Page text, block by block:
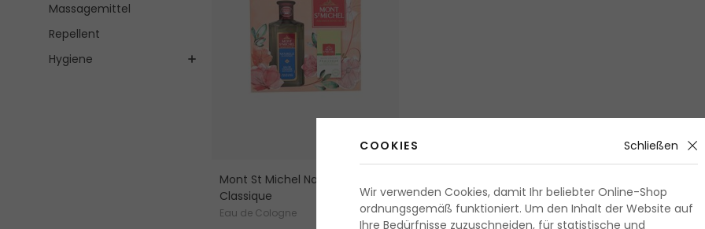
Massagemittel
Repellent
Hygiene
Mont St Michel Naturelle
Classique
Eau de Cologne
COOKIES Schließen
Wir verwenden Cookies, damit Ihr beliebter Online-Shop
ordnungsgemäß funktioniert. Um den Inhalt der Website auf
Ihre Bedürfnisse zuzuschneiden, für statistische und